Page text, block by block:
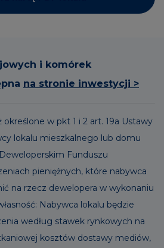
i komórek
na stronie inwestycji >
w pkt 1 i 2 art. 19a Ustawy
lokalu mieszkalnego lub domu
Funduszu
pieniężnych, które nabywca
na rzecz dewelopera w wykonaniu
Nabywca lokalu będzie
według stawek rynkowych na
kosztów dostawy mediów,